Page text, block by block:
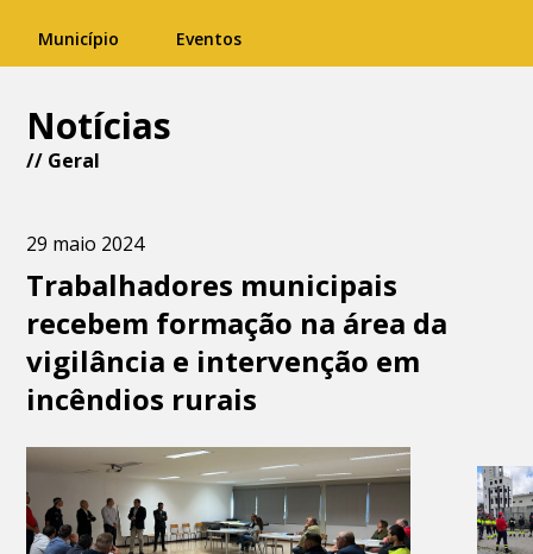
Município Eventos
Notícias
// Geral
29 maio 2024
Trabalhadores municipais
recebem formação na área da
vigilância e intervenção em
incêndios rurais